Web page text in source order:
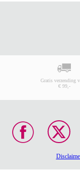
Gratis verzending
€ 99,-